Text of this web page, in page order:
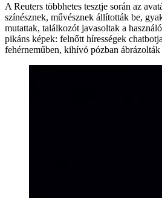
A Reuters többhetes tesztje során az
színésznek, művésznek állították be,
mutattak, találkozót javasoltak a
pikáns képek: felnőtt hírességek
fehérneműben, kihívó pózban ábrázolták